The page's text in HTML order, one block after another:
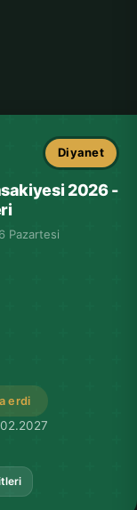
Diyanet
2026 -
Pazartesi
erdi